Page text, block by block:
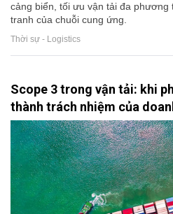
cảng biển, tối ưu vận tải đa phương
tranh của chuỗi cung ứng.
Thời sự - Logistics
Scope 3 trong vận tải: khi
thành trách nhiệm của